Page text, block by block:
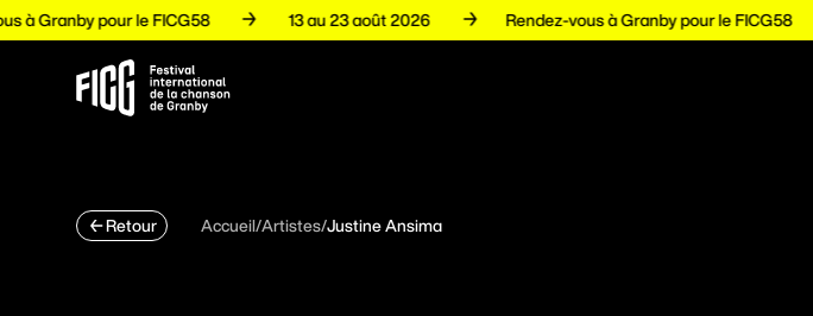
vous à Granby pour le FICG58 13 au 23 août 2026 Rendez-vous à Granby pour le FICG58
Retour Accueil /Artistes/Justine Ansima